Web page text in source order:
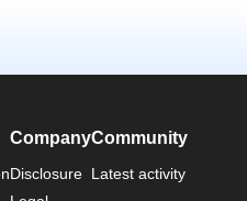
Company
Disclosure
Community
Latest activity